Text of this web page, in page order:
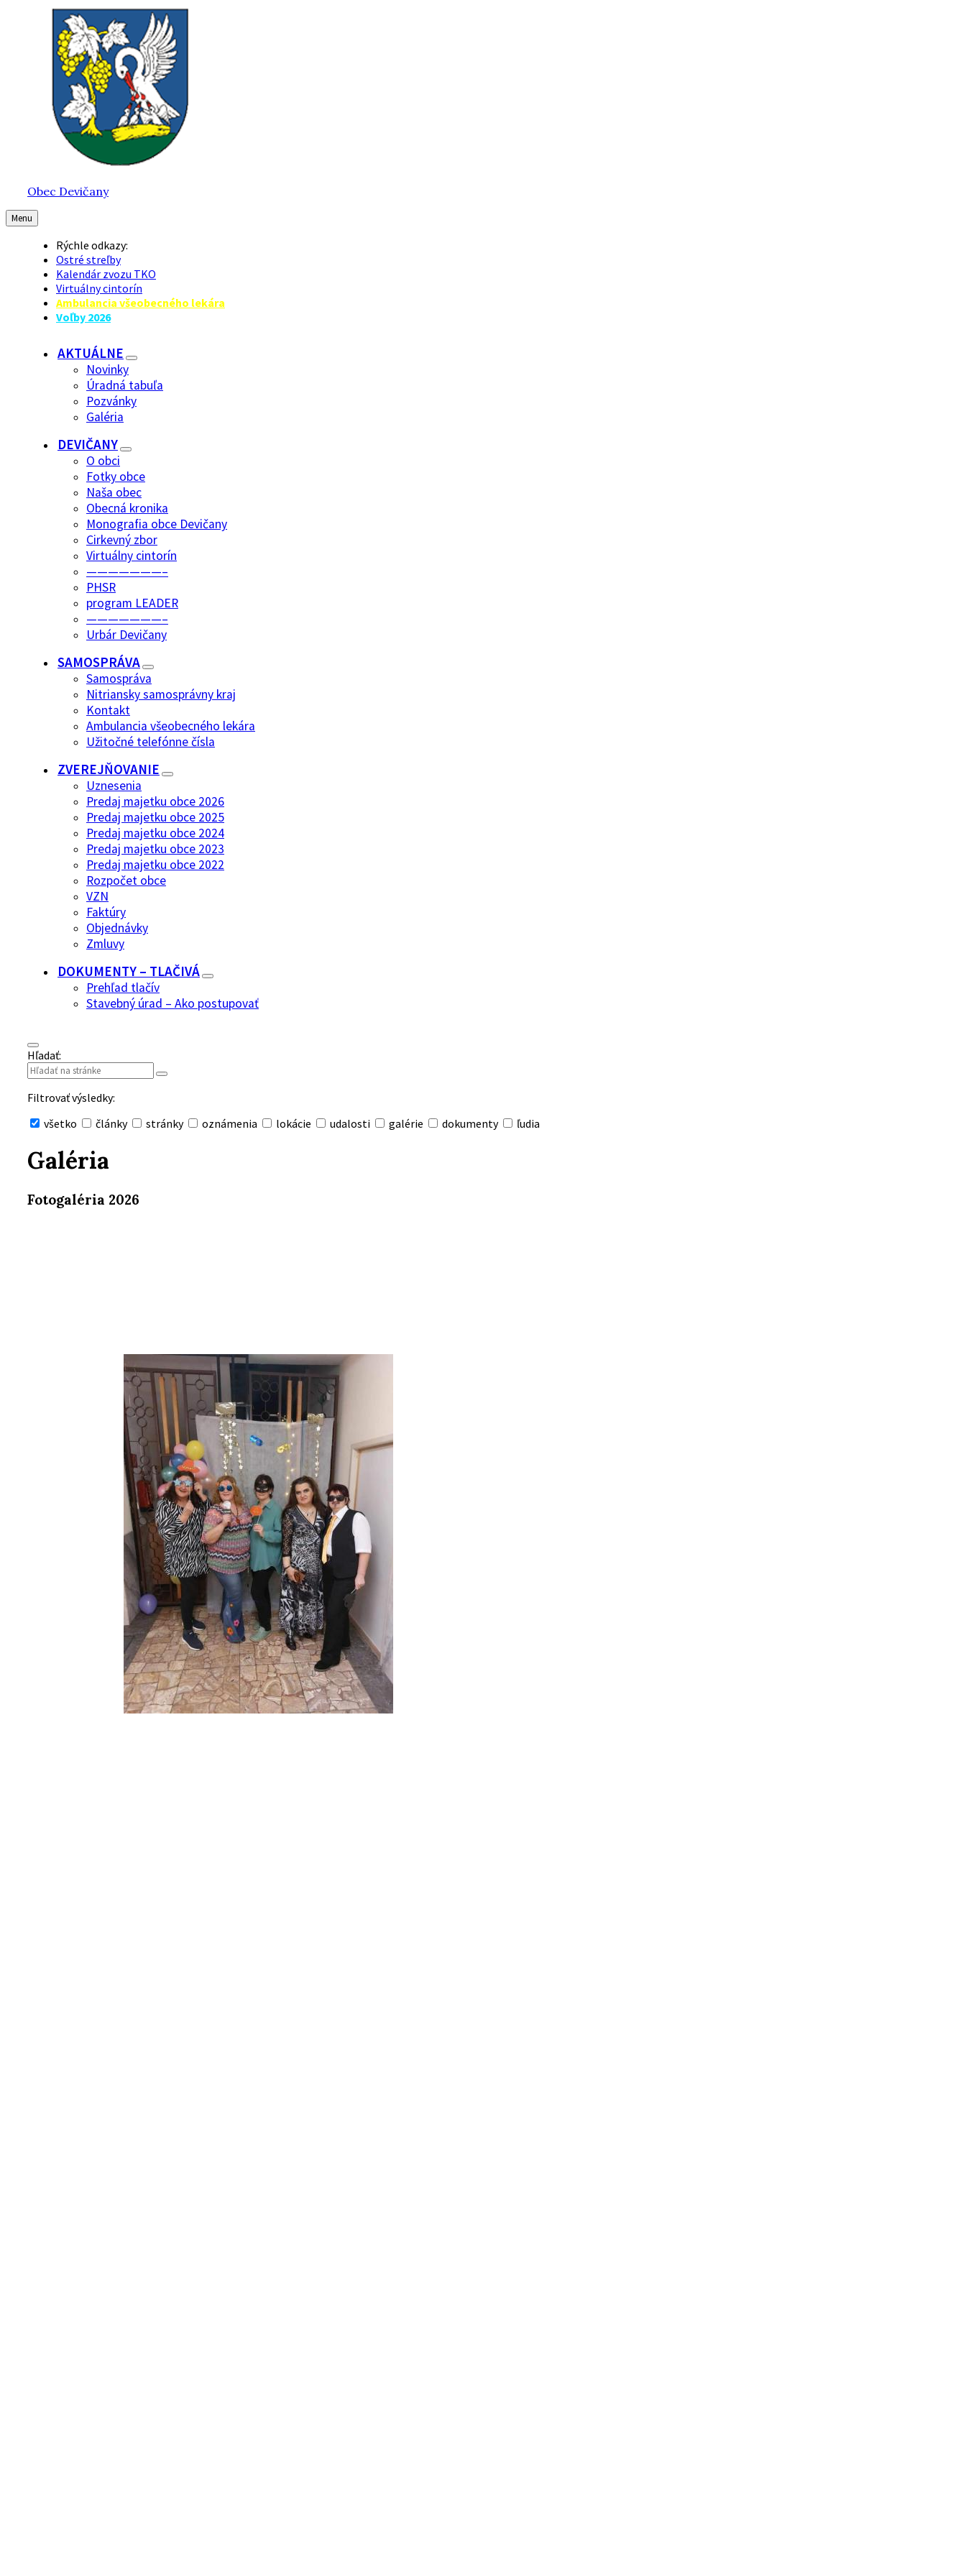
Obec Devičany
Menu
Rýchle odkazy:
Ostré streľby
Kalendár zvozu TKO
Virtuálny cintorín
Ambulancia všeobecného lekára
Voľby 2026
AKTUÁLNE
Novinky
Úradná tabuľa
Pozvánky
Galéria
DEVIČANY
O obci
Fotky obce
Naša obec
Obecná kronika
Monografia obce Devičany
Cirkevný zbor
Virtuálny cintorín
———————–
PHSR
program LEADER
———————–
Urbár Devičany
SAMOSPRÁVA
Samospráva
Nitriansky samosprávny kraj
Kontakt
Ambulancia všeobecného lekára
Užitočné telefónne čísla
ZVEREJŇOVANIE
Uznesenia
Predaj majetku obce 2026
Predaj majetku obce 2025
Predaj majetku obce 2024
Predaj majetku obce 2023
Predaj majetku obce 2022
Rozpočet obce
VZN
Faktúry
Objednávky
Zmluvy
DOKUMENTY – TLAČIVÁ
Prehľad tlačív
Stavebný úrad – Ako postupovať
Hľadať:
Filtrovať výsledky:
všetko
články stránky oznámenia lokácie udalosti galérie dokumenty ľudia
vyhľadávanie
Galéria
Fotogaléria 2026